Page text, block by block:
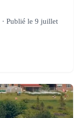
· Publié le 9 juillet